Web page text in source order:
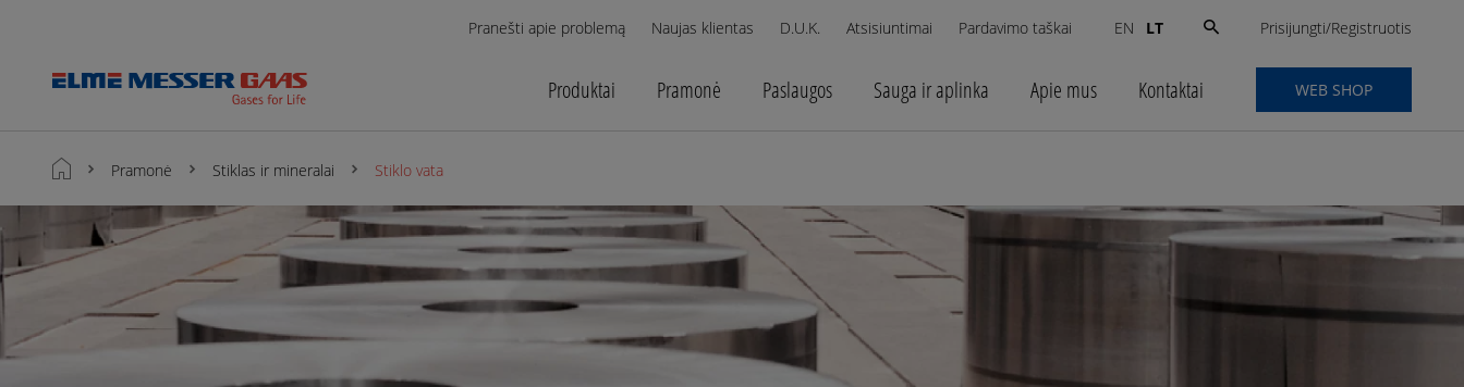
Pranešti apie problemą Naujas klientas D.U.K. Atsisiuntimai Pardavimo taškai EN LT
Search
Prisijungti/Registruotis
Produktai Pramonė Paslaugos Sauga ir aplinka Apie mus Kontaktai WEB SHOP
Pramonė Stiklas ir mineralai Stiklo vata